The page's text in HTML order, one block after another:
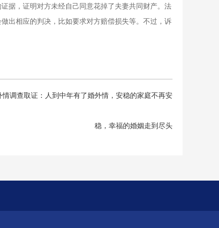
据，证明对方未经自己同意花掉了夫妻共同财产。法
出相应的判决，比如要求对方赔偿损失等。不过，诉
情调查取证：人到中年有了婚外情，安稳的家庭不再安
稳，幸福的婚姻走到尽头